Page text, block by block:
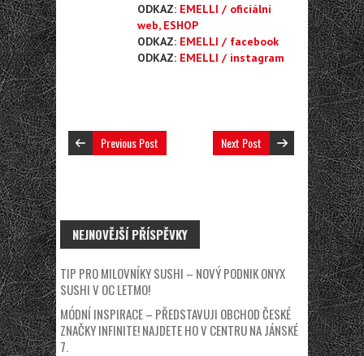
ODKAZ: EMELLI / oficiální
web, ESHOP
ODKAZ: EMELLI / facebook
ODKAZ: EMELLI / instagram
Previous Post Next Post
NEJNOVĚJŠÍ PŘÍSPĚVKY
TIP PRO MILOVNÍKY SUSHI – NOVÝ PODNIK ONYX
SUSHI V OC LETMO!
MÓDNÍ INSPIRACE – PŘEDSTAVUJI OBCHOD ČESKÉ
ZNAČKY INFINITE! NAJDETE HO V CENTRU NA JÁNSKÉ
7.